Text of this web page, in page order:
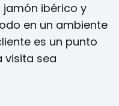
ibérico y
en un ambiente
es un punto
visita sea